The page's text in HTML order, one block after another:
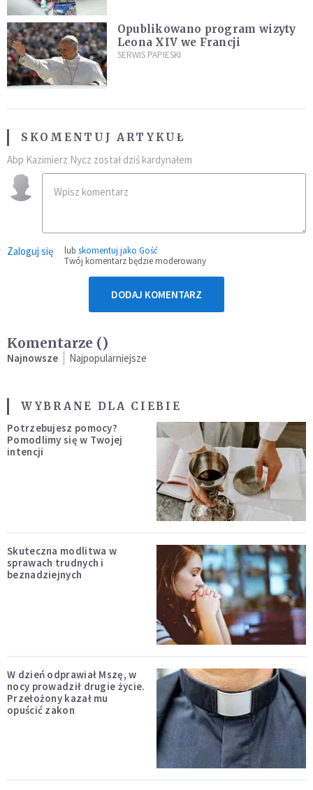
Opublikowano program wizyty
Leona XIV we Francji
SERWIS PAPIESKI
SKOMENTUJ ARTYKUŁ
Abp Kazimierz Nycz został dziś kardynałem
Zaloguj się lub skomentuj jako Gość
Twój komentarz będzie moderowany
DODAJ KOMENTARZ
Komentarze ()
Najnowsze Najpopularniejsze
WYBRANE DLA CIEBIE
Potrzebujesz pomocy?
Pomodlimy się w Twojej
intencji
Skuteczna modlitwa w
sprawach trudnych i
beznadziejnych
W dzień odprawiał Mszę, w
nocy prowadził drugie życie.
Przełożony kazał mu
opuścić zakon